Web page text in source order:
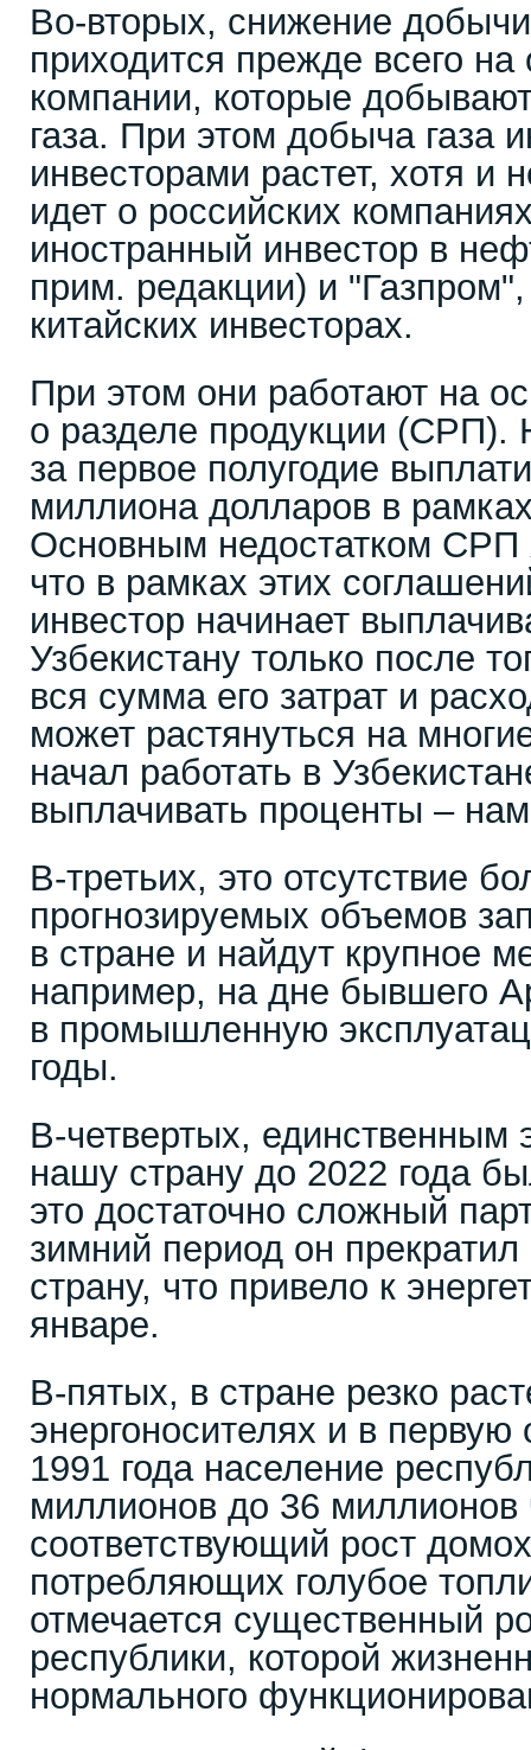
Во-вторых, снижение добычи
приходится прежде всего на
компании, которые
газа. При этом добыча газа
инвесторами растет, хотя и
идет о российских
иностранный инвестор в
прим. редакции) и
китайских инвесторах.
При этом они работают на
о разделе продукции (СРП).
за первое полугодие
миллиона долларов в
Основным недостатком СРП
что в рамках этих
инвестор начинает
Узбекистану только после
вся сумма его затрат и
может растянуться на
начал работать в
выплачивать проценты –
В-третьих, это отсутствие
прогнозируемых объемов
в стране и найдут крупное
например, на дне бывшего
в промышленную
годы.
В-четвертых, единственным
нашу страну до 2022 года
это достаточно сложный
зимний период он
страну, что привело к
январе.
В-пятых, в стране резко
энергоносителях и в первую
1991 года население
миллионов до 36 миллионов
соответствующий рост
потребляющих голубое
отмечается существенный
республики, которой
нормального